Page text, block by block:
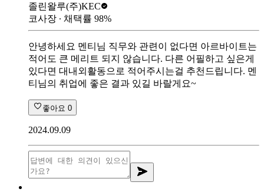
졸린왈루(주)KEC
코사장 ∙ 채택률 98%
안녕하세요 멘티님 직무와 관련이 없다면 아르바이트는
적어도 큰 메리트 되지 않습니다. 다른 어필하고 싶은게
있다면 대내외활동으로 적어주시는걸 추천드립니다. 멘
티님의 취업에 좋은 결과 있길 바랄게요~
좋아요 0
2024.09.09